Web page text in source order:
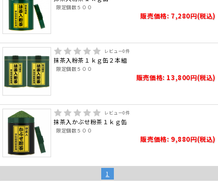
限定個数５００
販売価格: 7,280円(税込)
レビュー0件
抹茶入粉茶１ｋｇ缶２本組
限定個数５００
販売価格: 13,800円(税込)
レビュー0件
抹茶入かぶせ粉茶１ｋｇ缶
限定個数５００
販売価格: 9,880円(税込)
1